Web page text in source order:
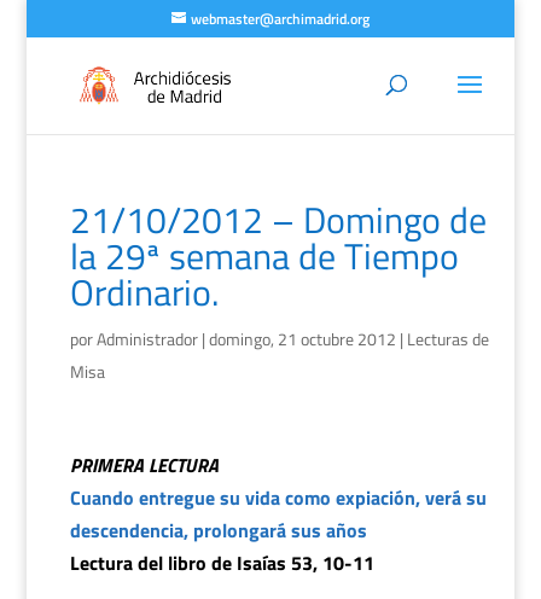
webmaster@archimadrid.org
21/10/2012 – Domingo de
la 29ª semana de Tiempo
Ordinario.
porAdministrador|domingo, 21 octubre 2012 | Lecturas de
Misa
PRIMERA LECTURA
Cuando entregue su vida como expiación, verá su
descendencia, prolongará sus años
Lectura del libro de Isaías 53, 10-11